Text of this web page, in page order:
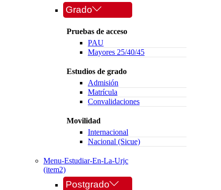
Grado
Pruebas de acceso
PAU
Mayores 25/40/45
Estudios de grado
Admisión
Matrícula
Convalidaciones
Movilidad
Internacional
Nacional (Sicue)
Menu-Estudiar-En-La-Urjc
(item2)
Postgrado